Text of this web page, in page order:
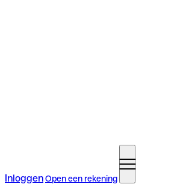
InloggenOpen een rekening